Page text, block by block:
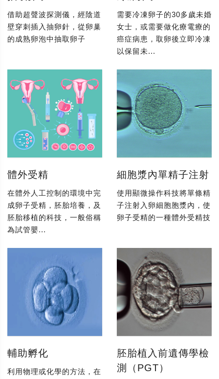
借助超聲波探測儀，經陰道
壁穿刺插入抽卵針，從卵巢
的成熟卵泡中抽取卵子
需要冷凍卵子的30多歲未婚
女士，或需要做化療電療的
癌症病患，取卵後立即冷凍
以保留未...
體外受精
在體外人工控制的環境中完
成卵子受精，胚胎培養，及
胚胎移植的科技，一般俗稱
為試管嬰...
細胞漿內單精子注射
使用顯微操作科技將單條精
子注射入卵細胞胞漿內，使
卵子受精的一種體外受精技
輔助孵化
利用物理或化學的方法，在
胚胎植入前遺傳學檢
測（PGT）